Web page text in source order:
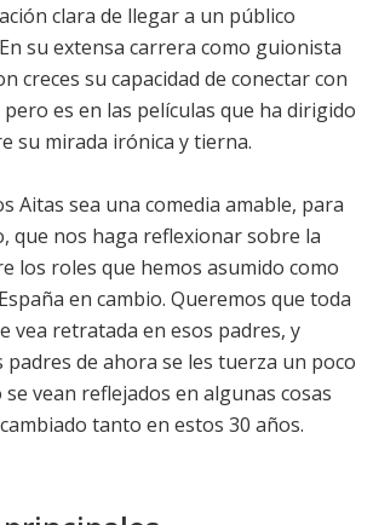
clara de llegar a un público
su extensa carrera como guionista
creces su capacidad de conectar con
es en las películas que ha dirigido
su mirada irónica y tierna.
Aitas sea una comedia amable, para
que nos haga reflexionar sobre la
los roles que hemos asumido como
en cambio. Queremos que toda
vea retratada en esos padres, y
padres de ahora se les tuerza un poco
vean reflejados en algunas cosas
tanto en estos 30 años.